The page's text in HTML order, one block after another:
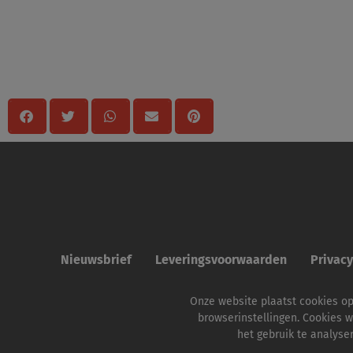
Nieuwsbrief Leveringsvoorwaarden
Onze website plaatst cookies
browserinstellingen. Cookies
het gebruik te